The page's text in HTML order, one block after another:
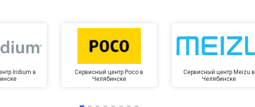
Iridium в
Сервисный центр Poco в
Челябинске
Сервисный центр Meizu в
Челябинске